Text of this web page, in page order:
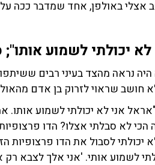
אצלי באולפן, אחד שמדבר ככה
יכולתי לשמוע
נראה מהצד בעיני רבים
חושב שראוי לזרוק בן אדם
אני לא יכולתי לשמוע אותו.
הכי לא סבלתי אצלו? הדו
יכולתי לסבול את הדו
לשמוע אותי. 'אני אלך לצבא